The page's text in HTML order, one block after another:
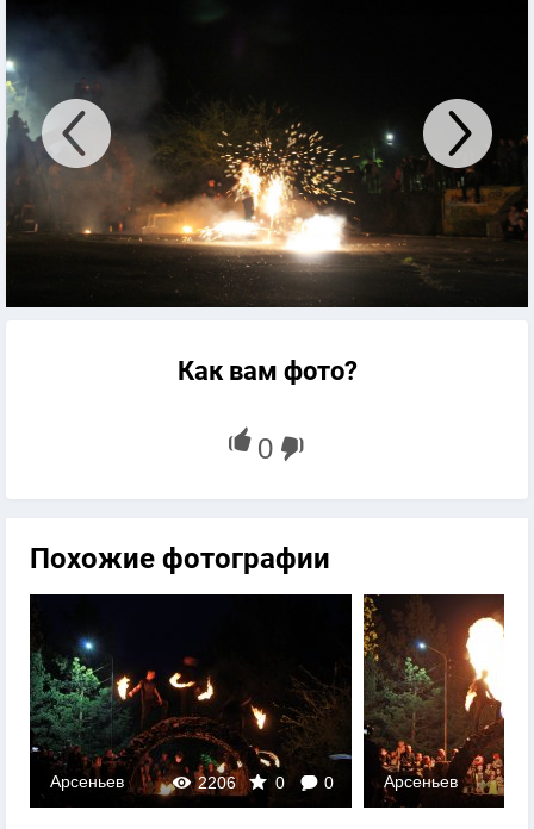
Арсеньев - парк "Восток"
Как вам фото?
Похожие фотографии
2206 0 0
Арсеньев Арсеньев